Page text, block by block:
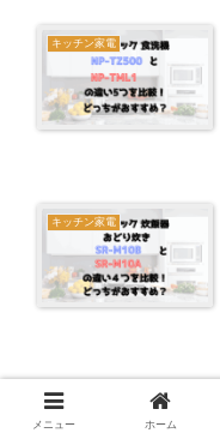
キッチン家電
キッチン家電
ホーム キッチン
メニュー ホーム